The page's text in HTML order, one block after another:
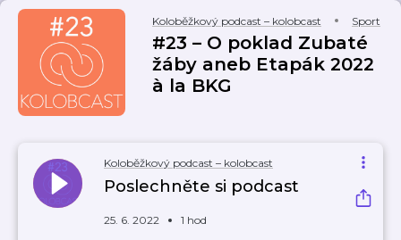
Koloběžkový podcast – kolobcast Sport
#23 – O poklad Zubaté
žáby aneb Etapák 2022
à la BKG
Koloběžkový podcast – kolobcast
Poslechněte si podcast
25. 6. 2022 1 hod